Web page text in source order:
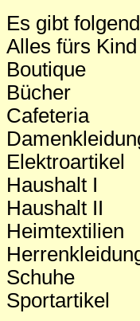
Es gibt
Alles fürs
Boutique
Bücher
Cafeteria
Elektroartikel
Haushalt I
Haushalt II
Heimtextilien
Schuhe
Sportartikel